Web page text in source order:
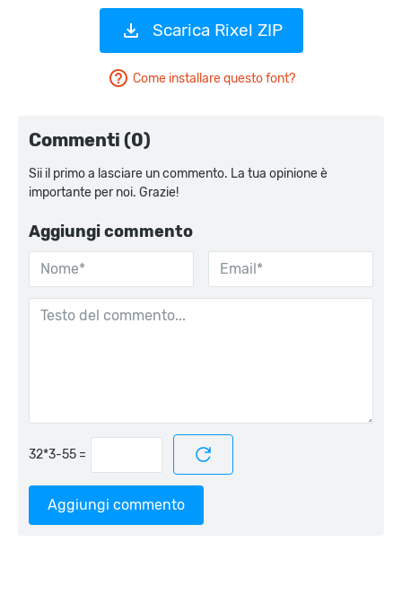
Scarica Rixel ZIP
Come installare questo font?
Commenti (0)
Sii il primo a lasciare un commento. La tua opinione è
importante per noi. Grazie!
Aggiungi commento
=
Aggiungi commento